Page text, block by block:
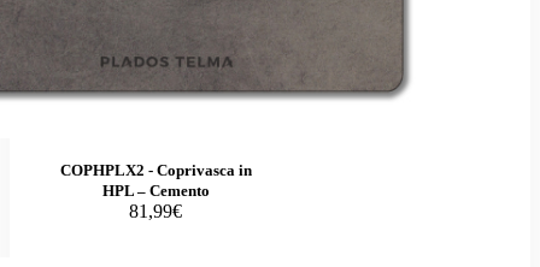
COPHPLX2 - Coprivasca in
HPL – Cemento
81,99€